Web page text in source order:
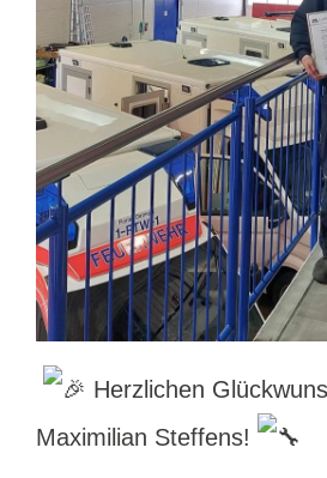
Herzlichen
Maximilian Steffens!